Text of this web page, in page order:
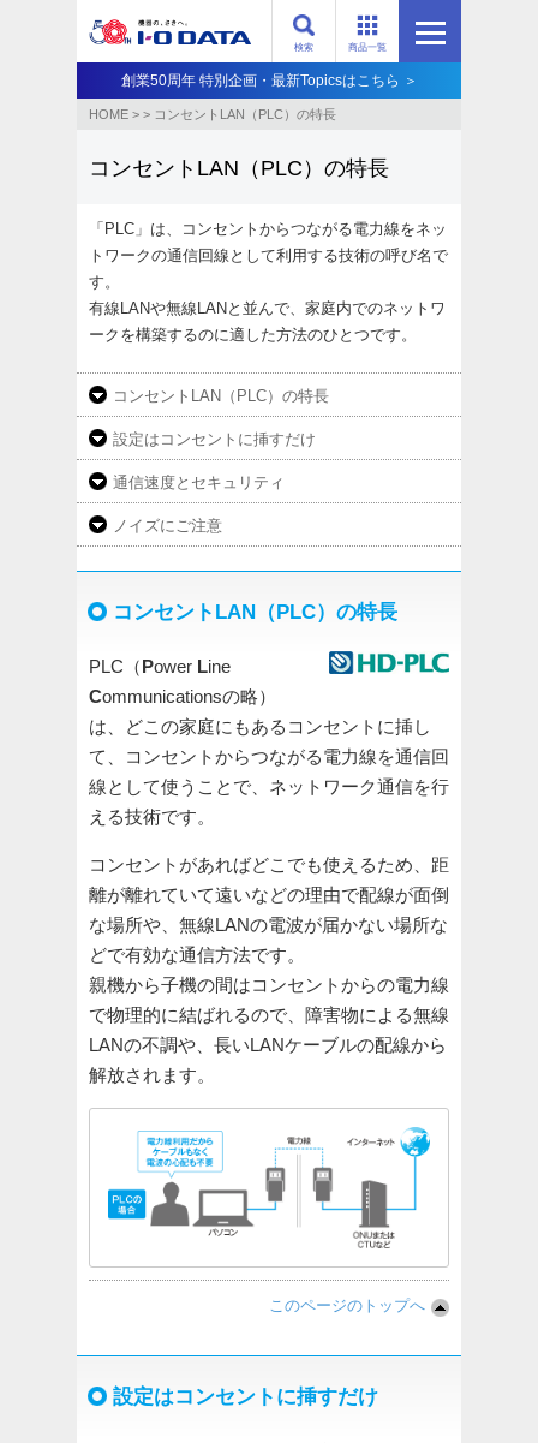
商品一覧
検索
創業50周年 特別企画・最新Topicsはこちら ＞
HOME > > コンセントLAN（PLC）の特長
コンセントLAN（PLC）の特長
「PLC」は、コンセントからつながる電力線をネッ
トワークの通信回線として利用する技術の呼び名で
す。
有線LANや無線LANと並んで、家庭内でのネットワ
ークを構築するのに適した方法のひとつです。
コンセントLAN（PLC）の特長
設定はコンセントに挿すだけ
通信速度とセキュリティ
ノイズにご注意
コンセントLAN（PLC）の特長
PLC（Power Line
Communicationsの略）
は、どこの家庭にもあるコンセントに挿し
て、コンセントからつながる電力線を通信回
線として使うことで、ネットワーク通信を行
える技術です。
コンセントがあればどこでも使えるため、距
離が離れていて遠いなどの理由で配線が面倒
な場所や、無線LANの電波が届かない場所な
どで有効な通信方法です。
親機から子機の間はコンセントからの電力線
で物理的に結ばれるので、障害物による無線
LANの不調や、長いLANケーブルの配線から
解放されます。
このページのトップへ
設定はコンセントに挿すだけ